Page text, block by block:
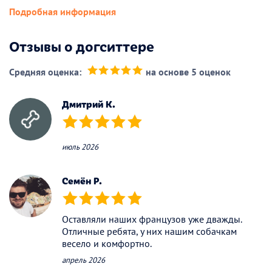
Подробная информация
Отзывы о догситтере
Средняя оценка: на основе 5 оценок
Дмитрий К.
(*) (*) (*) (*) (*)
июль 2026
Семён Р.
(*) (*) (*) (*) (*)
Оставляли наших французов уже дважды.
Отличные ребята, у них нашим собачкам
весело и комфортно.
апрель 2026